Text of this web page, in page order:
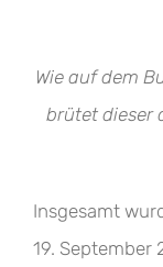
Wie auf dem
brütet dieser
Insgesamt
19. September